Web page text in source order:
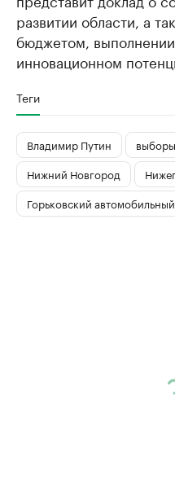
развитии области, а
бюджетом,
инновационном
Теги
Владимир Путин
Нижний Новгород
Горьковский